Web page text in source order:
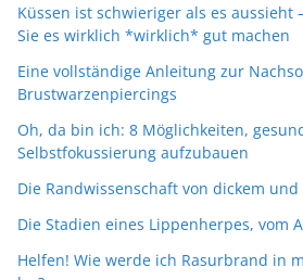
Küssen ist schwieriger als es aussieht
Sie es wirklich *wirklich* gut machen
Eine vollständige Anleitung zur
Brustwarzenpiercings
Oh, da bin ich: 8 Möglichkeiten,
Selbstfokussierung aufzubauen
Die Randwissenschaft von dickem
Die Stadien eines Lippenherpes, vom
Helfen! Wie werde ich Rasurbrand in